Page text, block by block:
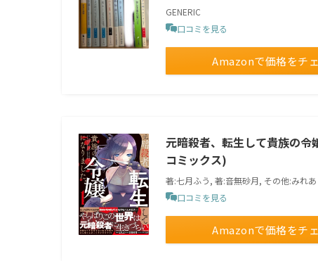
GENERIC
口コミを見る
Amazonで価格をチ
元暗殺者、転生して貴族の令
コミックス)
著:七月ふう, 著:音無砂月, その他:みれあ
口コミを見る
Amazonで価格をチ